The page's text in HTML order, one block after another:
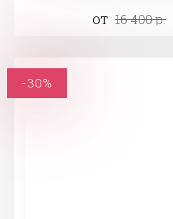
от 16 400 р.
-30%